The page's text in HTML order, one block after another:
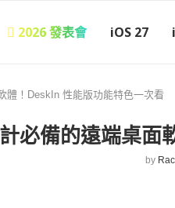
 2026 發表會 iOS 27
體！DeskIn 性能版功能特色一次看
必備的遠端桌面
by